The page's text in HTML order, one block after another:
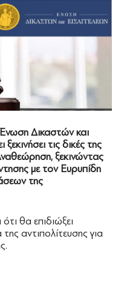
Δικαστών και
τις δικές της
ξεκινώντας
με τον Ευρυπίδη
της
θα επιδιώξει
αντιπολίτευσης για